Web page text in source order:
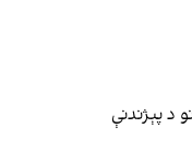
د پېژندنې